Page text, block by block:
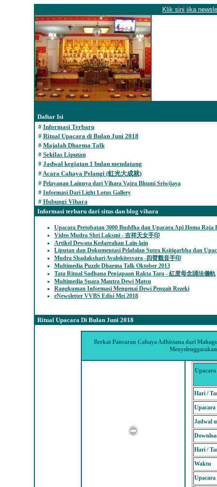
Klik sini jika
Daftar Isi
# Informasi Terbaru
# Ritual Upacara di Bulan Juni 2018
# Majalah Dharma Talk
# Sekilas Liputan
# Jadwal kegiatan 1 bulan mendatang
#Acara Cahaya Pelangi (虹光大成就)
# Pelayanan Lainnya dari Vihara Vajra Bhumi Sriwijaya
# Informasi Dari Light Lotus Gallery
# Hubungi Vihara
Informasi terbaru dari situs dan blog vihara
Upacara Pertobatan 3000 Buddha dan Upacara Api Homa
Video Mudra Shri Laksmi - 吉祥天女手印
Artikel Dewata Kedaerahan Lain-lain
Liputan dan Dokumentasi Pelafalan Sutra Ksitigarbha dan
Mudra Shadakshari Avalokitesvara -四臂觀音手印
Multimedia Puzzle Dharma Talk Oktober 2013
Tata Ritual Sadhana Penjapaan Rakta Tara - 紅度母念誦法儀軌
Multimedia Suara Mantra Dewi Matsu
Rangkuman Informasi Mengenai Dewi Pengait Rezeki
eNewsletter VVBS Edisi Mei 2018
Ritual Upacara Di BulanJuni 2018
Berkat Pancaran Cahaya Adhistana dari
Hari /
Upacara
Jadwal
Hari /
Waktu
Upacara